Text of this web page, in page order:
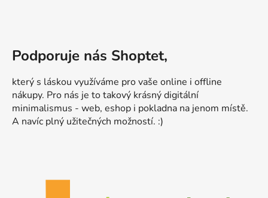
Podporuje nás Shoptet,
který s láskou využíváme pro vaše online i offline
nákupy. Pro nás je to takový krásný digitální
minimalismus - web, eshop i pokladna na jenom místě.
A navíc plný užitečných možností. :)